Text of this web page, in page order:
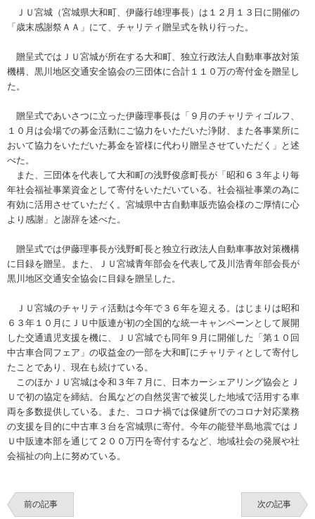
ＪＵ宮城（宮城県大和町、伊藤行雄理事長）は１２月１３日に開催の
「歳末感謝祭ＡＡ」にて、チャリティ贈呈式を執り行った。
贈呈式ではＪＵ宮城が所在する大和町、独立行政法人自動車事故対策
機構、黒川地区交通安全協会の三団体に合計１１０万の寄付金を贈呈し
た。
贈呈式であいさつに立った伊藤理事長は「９月のチャリティゴルフ、
１０月は会場での募金活動にご協力をいただいた浄財、また各事業所に
おいて協力をいただいた募金を皆様に代わり贈呈させていただく」と述
べた。
また、三団体を代表して大和町の浅野俊彦町長が「昭和６３年より毎
年社会福祉事業資金として寄付をいただいている。社会福祉事業の為に
有効に活用させていただく。宮城県中古自動車販売協会様のご厚情に心
より感謝」と謝辞を述べた。
贈呈式では伊藤理事長が浅野町長と独立行政法人自動車事故対策機構
に目録を贈呈。また、ＪＵ宮城青年部会を代表して及川浩青年部会長が
黒川地区交通安全協会に目録を贈呈した。
ＪＵ宮城のチャリティ活動は今年で３６年を迎える。はじまりは昭和
６３年１０月にＪＵ中販連が初の全国的な統一キャンペーンとして展開
した交通遺児支援を機に、ＪＵ宮城でも同年９月に開催した「第１０回
中古車合同フェア」の収益金の一部を大和町にチャリティとして寄付し
たことであり、現在も続けている。
このほかＪＵ宮城は令和３年７月に、日本カーシェアリング協会とＪ
Ｕで初の協定を締結。台風などの自然災害で被災した地域で活用する車
両を多数提供している。また、コロナ禍では保健所でのコロナ対応業務
の支援を目的に中古車３台を宮城県に寄付。今年の能登半島地震ではＪ
Ｕ中販連本部を通じて２００万円を寄付するなど、地域社会の発展や社
会福祉の向上に努めている。
前の記事 次の記事